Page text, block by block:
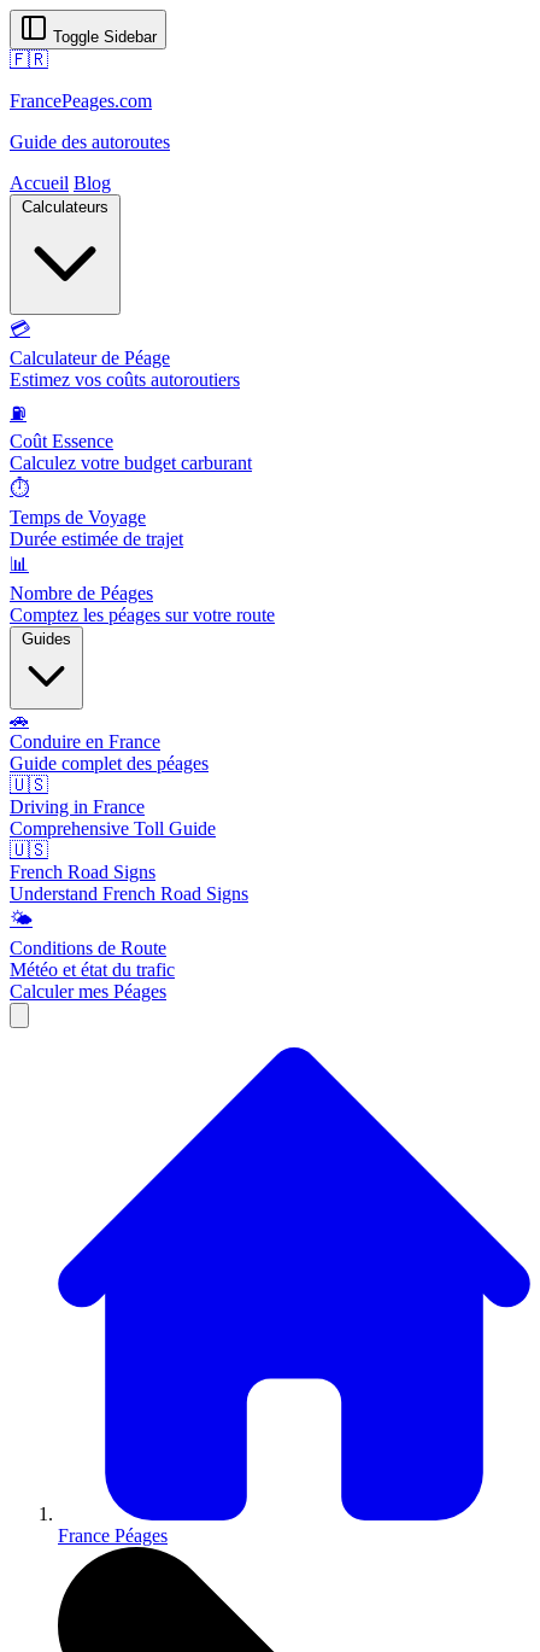
Toggle Sidebar
🇫🇷
FrancePeages.com
Guide des autoroutes
Accueil Blog
Calculateurs
💳
Calculateur de Péage
Estimez vos coûts autoroutiers
⛽
Coût Essence
Calculez votre budget carburant
⏱️
Temps de Voyage
Durée estimée de trajet
📊
Nombre de Péages
Comptez les péages sur votre route
Guides
🚗
Conduire en France
Guide complet des péages
🇺🇸
Driving in France
Comprehensive Toll Guide
🇺🇸
French Road Signs
Understand French Road Signs
🌤️
Conditions de Route
Météo et état du trafic
Calculer mes Péages
France Péages